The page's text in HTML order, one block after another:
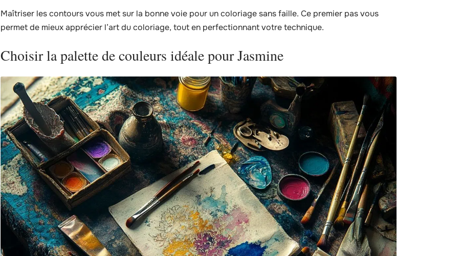
Maîtriser les contours vous met sur la bonne voie pour un coloriage sans faille. Ce premier pas vous
permet de mieux apprécier l’art du coloriage, tout en perfectionnant votre technique.
Choisir la palette de couleurs idéale pour Jasmine